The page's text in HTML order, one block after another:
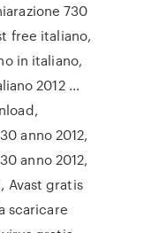
730
free italiano,
in italiano,
2012 …
anno 2012,
anno 2012,
Avast gratis
scaricare